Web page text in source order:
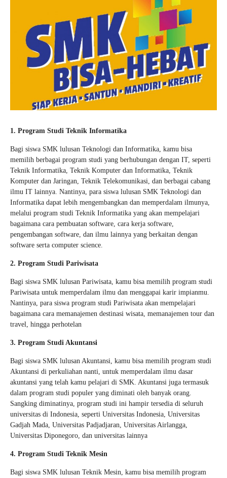
1. Program Studi Teknik Informatika
Bagi siswa SMK lulusan Teknologi dan Informatika, kamu bisa
memilih berbagai program studi yang berhubungan dengan IT, seperti
Teknik Informatika, Teknik Komputer dan Informatika, Teknik
Komputer dan Jaringan, Teknik Telekomunikasi, dan berbagai cabang
ilmu IT lainnya. Nantinya, para siswa lulusan SMK Teknologi dan
Informatika dapat lebih mengembangkan dan memperdalam ilmunya,
melalui program studi Teknik Informatika yang akan mempelajari
bagaimana cara pembuatan software, cara kerja software,
pengembangan software, dan ilmu lainnya yang berkaitan dengan
software serta computer science.
2. Program Studi Pariwisata
Bagi siswa SMK lulusan Pariwisata, kamu bisa memilih program studi
Pariwisata untuk memperdalam ilmu dan menggapai karir impianmu.
Nantinya, para siswa program studi Pariwisata akan mempelajari
bagaimana cara memanajemen destinasi wisata, memanajemen tour dan
travel, hingga perhotelan
3. Program Studi Akuntansi
Bagi siswa SMK lulusan Akuntansi, kamu bisa memilih program studi
Akuntansi di perkuliahan nanti, untuk memperdalam ilmu dasar
akuntansi yang telah kamu pelajari di SMK. Akuntansi juga termasuk
dalam program studi populer yang diminati oleh banyak orang.
Sangking diminatinya, program studi ini hampir tersedia di seluruh
universitas di Indonesia, seperti Universitas Indonesia, Universitas
Gadjah Mada, Universitas Padjadjaran, Universitas Airlangga,
Universitas Diponegoro, dan universitas lainnya
4. Program Studi Teknik Mesin
Bagi siswa SMK lulusan Teknik Mesin, kamu bisa memilih program